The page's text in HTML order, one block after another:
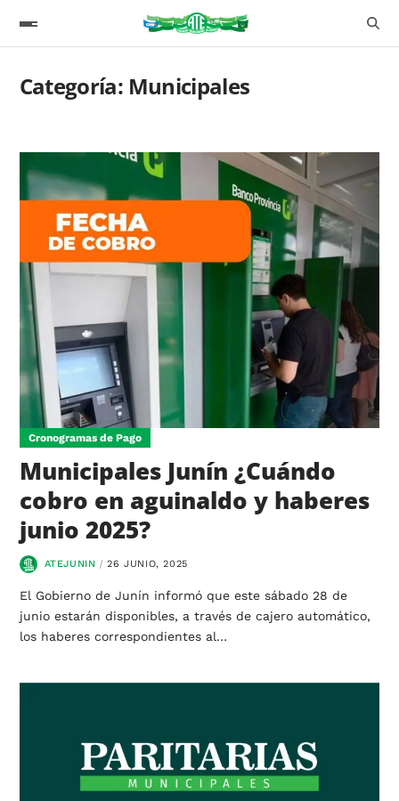
Categoría: Municipales
Cronogramas de Pago
Municipales Junín ¿Cuándo
cobro en aguinaldo y haberes
junio 2025?
ATEJUNIN 26 JUNIO, 2025
El Gobierno de Junín informó que este sábado 28 de
junio estarán disponibles, a través de cajero automático,
los haberes correspondientes al…